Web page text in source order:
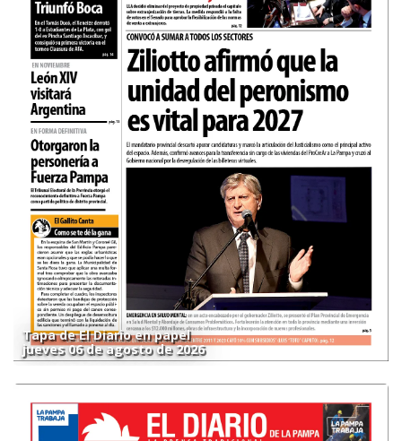
Tapa de El Diario en papel
jueves 06 de agosto de 2026